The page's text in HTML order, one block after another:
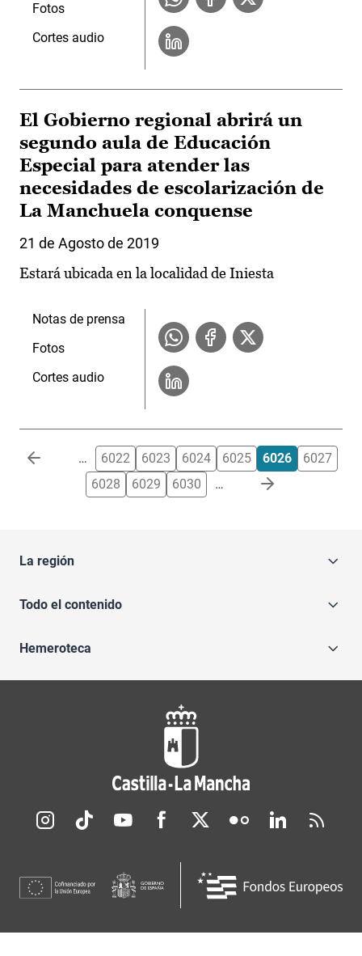
Fotos
Cortes audio
El Gobierno regional abrirá un
segundo aula de Educación
Especial para atender las
necesidades de escolarización de
La Manchuela conquense
21 de Agosto de 2019
Estará ubicada en la localidad de Iniesta
Notas de prensa
Fotos
Cortes audio
Paginación … 6022 6023 6024 6025 6026
6027
6028
6029 6030 …
La región
Todo el contenido
Hemeroteca
Redes sociales JCCM